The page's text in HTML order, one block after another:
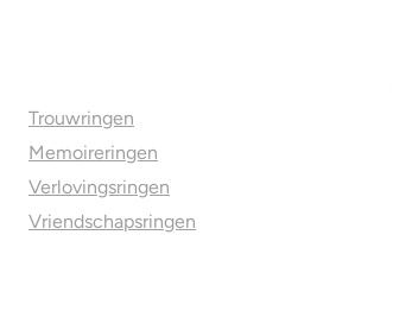
Trouwringen
Memoireringen
Verlovingsringen
Vriendschapsringen